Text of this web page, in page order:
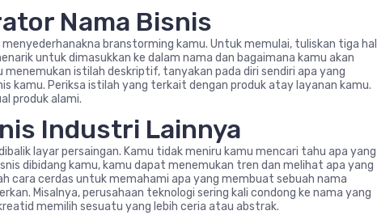
Nama Bisnis
branstorming kamu. Untuk memulai, tuliskan tiga hal
untuk dimasukkan ke dalam nama dan bagaimana kamu akan
istilah deskriptif, tanyakan pada diri sendiri apa yang
kamu. Periksa istilah yang terkait dengan produk atay layanan kamu.
produk alami.
Industri Lainnya
layar persaingan. Kamu tidak meniru kamu mencari tahu apa yang
dibidang kamu, kamu dapat menemukan tren dan melihat apa yang
cara cerdas untuk memahami apa yang membuat sebuah nama
Misalnya, perusahaan teknologi sering kali condong ke nama yang
memilih sesuatu yang lebih ceria atau abstrak.